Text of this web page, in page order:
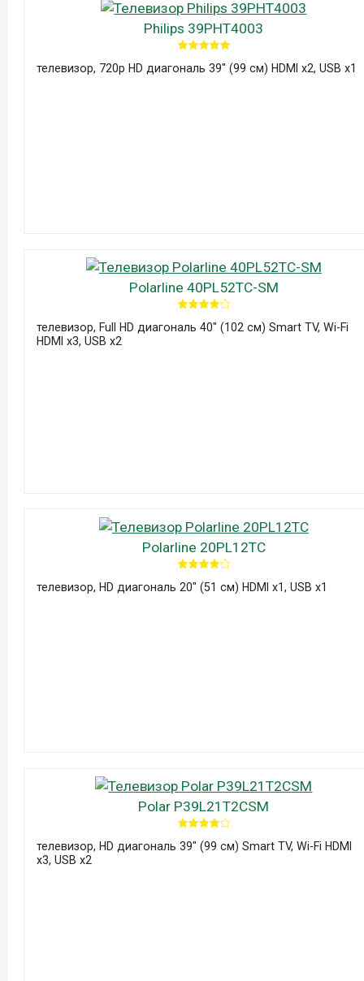
Philips 39PHT4003
телевизор, 720p HD диагональ 39" (99 см) HDMI x2, USB x1
Polarline 40PL52TC-SM
телевизор, Full HD диагональ 40" (102 см) Smart TV, Wi-Fi
HDMI x3, USB x2
Polarline 20PL12TC
телевизор, HD диагональ 20" (51 см) HDMI x1, USB x1
Polar P39L21T2CSM
телевизор, HD диагональ 39" (99 см) Smart TV, Wi-Fi HDMI
x3, USB x2